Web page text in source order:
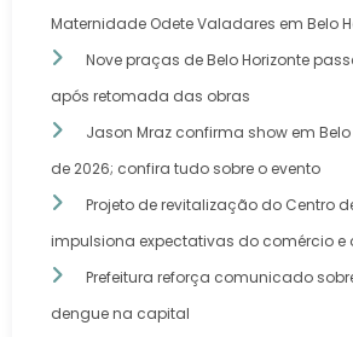
Maternidade Odete Valadares em Belo
Nove praças de Belo Horizonte
após retomada das obras
Jason Mraz confirma show em
de 2026; confira tudo sobre o evento
Projeto de revitalização do Centro
impulsiona expectativas do comércio
Prefeitura reforça comunicado
dengue na capital